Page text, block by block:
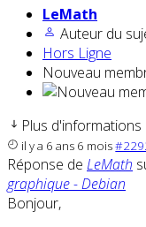
LeMath
Auteur du
Hors Ligne
Nouveau
Plus d'informations
il y a 6 ans 6 mois
Réponse de LeMath
graphique - Debian
Bonjour,